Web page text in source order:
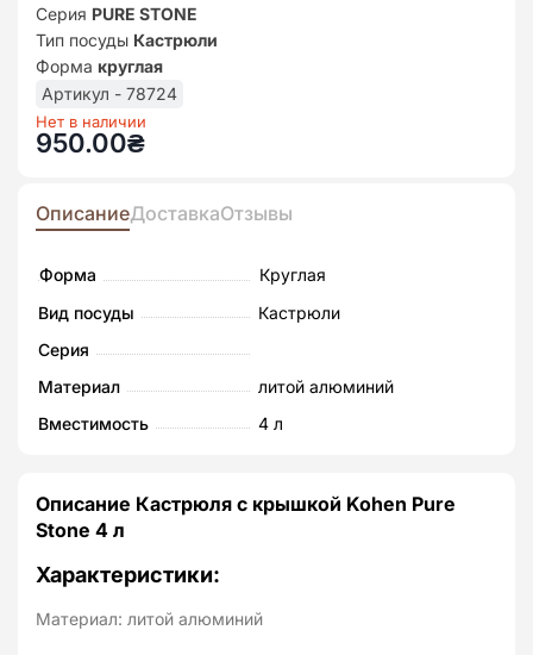
Серия PURE STONE
Тип посуды Кастрюли
Форма круглая
Артикул - 78724
Нет в наличии
950.00₴
ОписаниеДоставкаОтзывы
Форма
Круглая
Вид посуды
Кастрюли
Серия
Материал
литой алюминий
Вместимость
4 л
Описание Кастрюля с крышкой Kohen Pure
Stone 4 л
Характеристики:
Материал: литой алюминий